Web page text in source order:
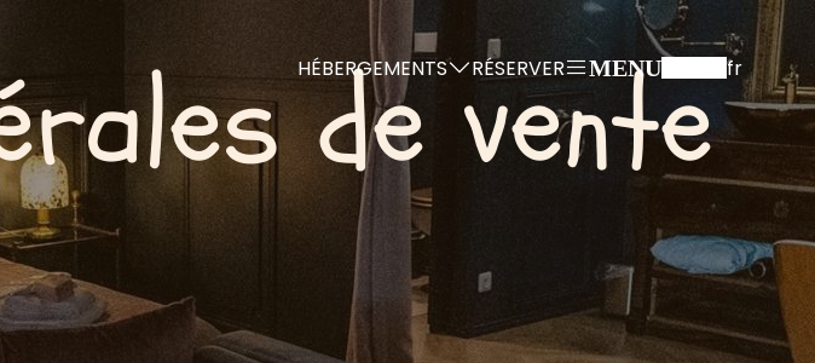
HÉBERGEMENTS RÉSERVER MENU fr
de vente